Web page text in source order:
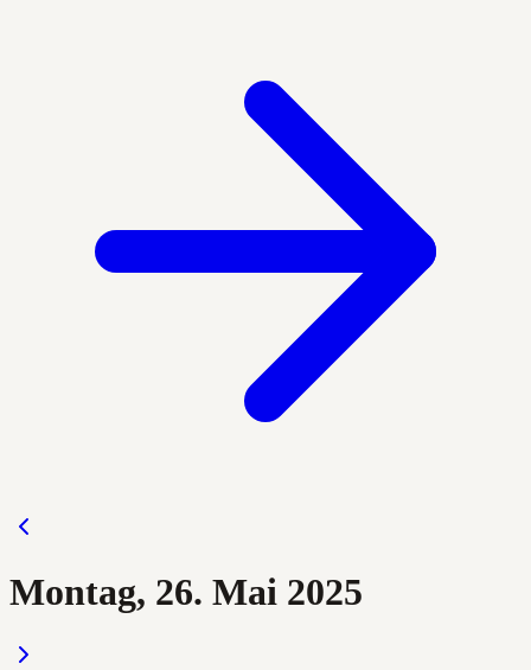
Montag, 26. Mai 2025